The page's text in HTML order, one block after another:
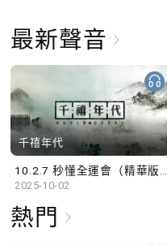
最新聲音
千禧年代
2025-10-02
熱門